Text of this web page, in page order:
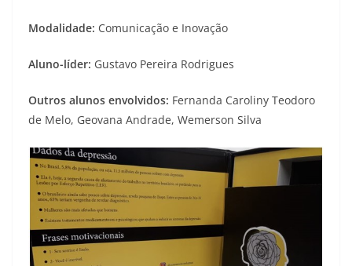
Modalidade: Comunicação e Inovação
Aluno-líder: Gustavo Pereira Rodrigues
Outros alunos envolvidos: Fernanda Caroliny Teodoro
de Melo, Geovana Andrade, Wemerson Silva